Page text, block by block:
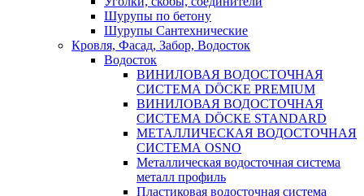
Шурупы по бетону
Шурупы Сантехнические
Кровля, Фасад, Забор, Водосток
Водосток
ВИНИЛОВАЯ ВОДОСТОЧНАЯ
СИСТЕМА DÖCKE PREMIUM
ВИНИЛОВАЯ ВОДОСТОЧНАЯ
СИСТЕМА DÖCKE STANDARD
МЕТАЛЛИЧЕСКАЯ ВОДОСТОЧНАЯ
СИСТЕМА OSNO
Металлическая водосточная система
металл профиль
Пластиковая водосточная система